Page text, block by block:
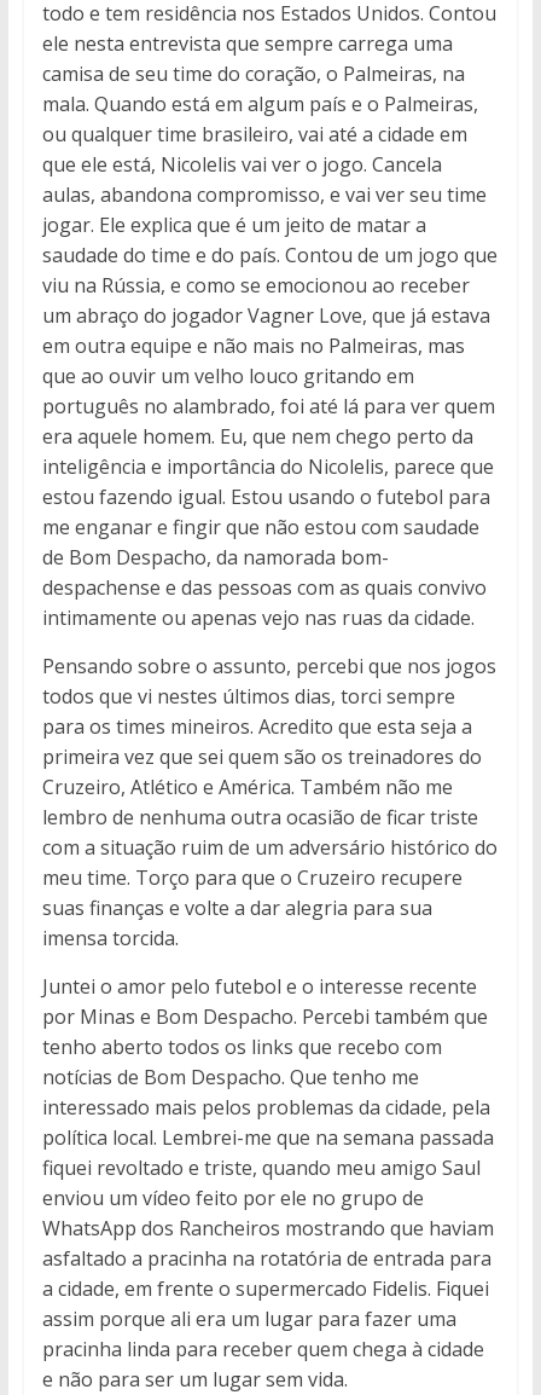
todo e tem residência nos Estados Unidos. Contou
ele nesta entrevista que sempre carrega uma
camisa de seu time do coração, o Palmeiras, na
mala. Quando está em algum país e o Palmeiras,
ou qualquer time brasileiro, vai até a cidade em
que ele está, Nicolelis vai ver o jogo. Cancela
aulas, abandona compromisso, e vai ver seu time
jogar. Ele explica que é um jeito de matar a
saudade do time e do país. Contou de um jogo que
viu na Rússia, e como se emocionou ao receber
um abraço do jogador Vagner Love, que já estava
em outra equipe e não mais no Palmeiras, mas
que ao ouvir um velho louco gritando em
português no alambrado, foi até lá para ver quem
era aquele homem. Eu, que nem chego perto da
inteligência e importância do Nicolelis, parece que
estou fazendo igual. Estou usando o futebol para
me enganar e fingir que não estou com saudade
de Bom Despacho, da namorada bom-
despachense e das pessoas com as quais convivo
intimamente ou apenas vejo nas ruas da cidade.
Pensando sobre o assunto, percebi que nos jogos
todos que vi nestes últimos dias, torci sempre
para os times mineiros. Acredito que esta seja a
primeira vez que sei quem são os treinadores do
Cruzeiro, Atlético e América. Também não me
lembro de nenhuma outra ocasião de ficar triste
com a situação ruim de um adversário histórico do
meu time. Torço para que o Cruzeiro recupere
suas finanças e volte a dar alegria para sua
imensa torcida.
Juntei o amor pelo futebol e o interesse recente
por Minas e Bom Despacho. Percebi também que
tenho aberto todos os links que recebo com
notícias de Bom Despacho. Que tenho me
interessado mais pelos problemas da cidade, pela
política local. Lembrei-me que na semana passada
fiquei revoltado e triste, quando meu amigo Saul
enviou um vídeo feito por ele no grupo de
WhatsApp dos Rancheiros mostrando que haviam
asfaltado a pracinha na rotatória de entrada para
a cidade, em frente o supermercado Fidelis. Fiquei
assim porque ali era um lugar para fazer uma
pracinha linda para receber quem chega à cidade
e não para ser um lugar sem vida.